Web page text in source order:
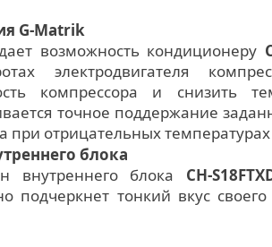
G-Matrik
возможность кондиционеру
электродвигателя
компрессора и снизить
точное поддержание
отрицательных
блока
внутреннего блока CH-
подчеркнет тонкий вкус